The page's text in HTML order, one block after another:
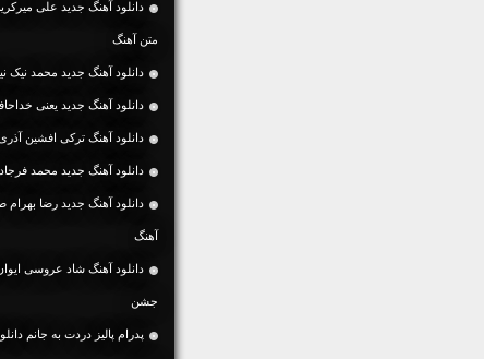
متن آهنگ
دانلود آهنگ جديد محمد نیک
دانلود آهنگ جديد یعنی
دانلود آهنگ ترکی افشین
دانلود آهنگ جديد محمد
آهنگ
دانلود آهنگ شاد عروسی
جشن
پدرام پالیز دردت به جانم